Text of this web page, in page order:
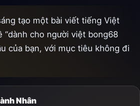
tạo một bài viết tiếng Việt
“dành cho người việt bong68
của bạn, với mục tiêu không đi
Nhân